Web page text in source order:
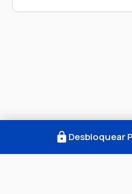
Desbloquear